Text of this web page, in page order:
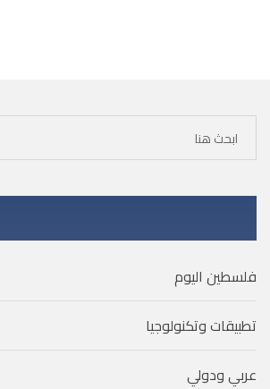
فلسطين اليوم
تطبيقات وتكنولوجيا
عربي ودولي